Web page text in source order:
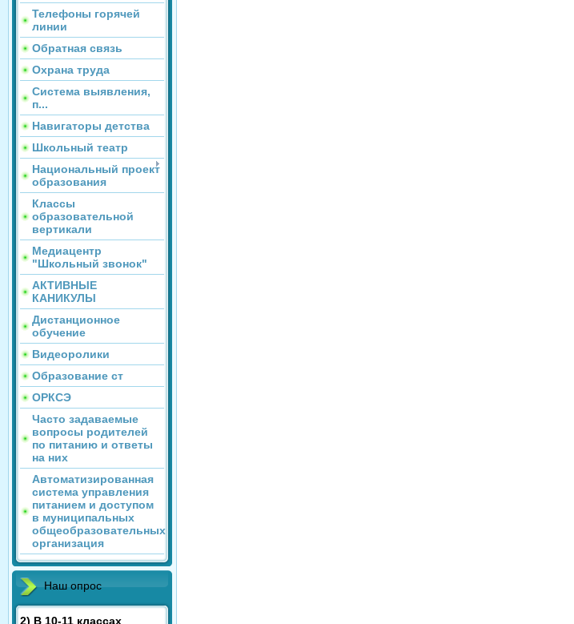
Телефоны горячей
линии
Обратная связь
Охрана труда
Система выявления,
п...
Навигаторы детства
Школьный театр
Национальный проект
образования
Классы
образовательной
вертикали
Медиацентр
"Школьный звонок"
АКТИВНЫЕ
КАНИКУЛЫ
Дистанционное
обучение
Видеоролики
Образование ст
ОРКСЭ
Часто задаваемые
вопросы родителей
по питанию и ответы
на них
Автоматизированная
система управления
питанием и доступом
в муниципальных
общеобразовательных
организация
Наш опрос
2) В 10-11 классах